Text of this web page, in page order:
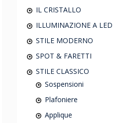
IL CRISTALLO
ILLUMINAZIONE A LED
STILE MODERNO
SPOT & FARETTI
STILE CLASSICO
Sospensioni
Plafoniere
Applique